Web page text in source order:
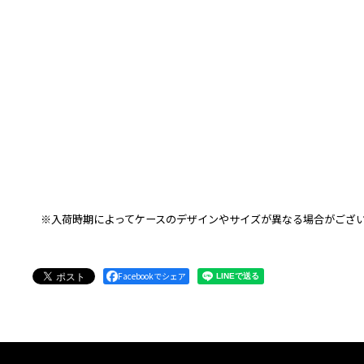
※入荷時期によってケースのデザインやサイズが異なる場合がござ
Facebookでシェア